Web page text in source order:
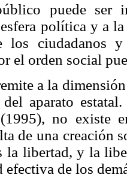
puede ser
política y a
los ciudadanos
el orden social
a la
del aparato
no existe
de una creación
la libertad, y la
efectiva de los